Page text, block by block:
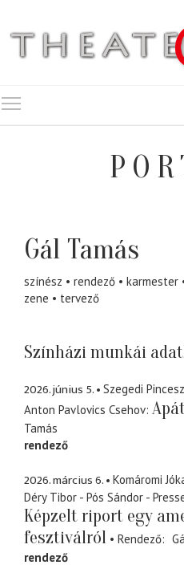
Gál Tamás
színész rendező karmester
zene
tervező
Színházi munkái
2026. június 5.
Szegedi
Anton Pavlovics Csehov
Tamás
rendező
2026. március 6.
Komáromi
Déry Tibor - Pós Sándor -
Képzelt riport egy
fesztiválról
Rendező
rendező